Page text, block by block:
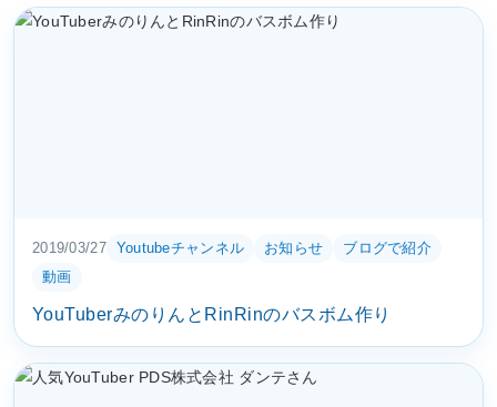
2019/03/27 Youtubeチャンネル お知らせ
ブログで紹介
動画
YouTuberみのりんとRinRinのバスボム作り